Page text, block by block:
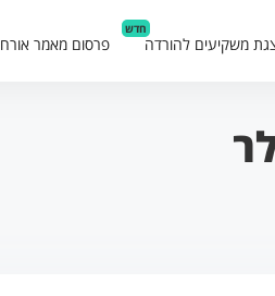
משקיעים להורדה
חדש
פרסום מאמר אורח